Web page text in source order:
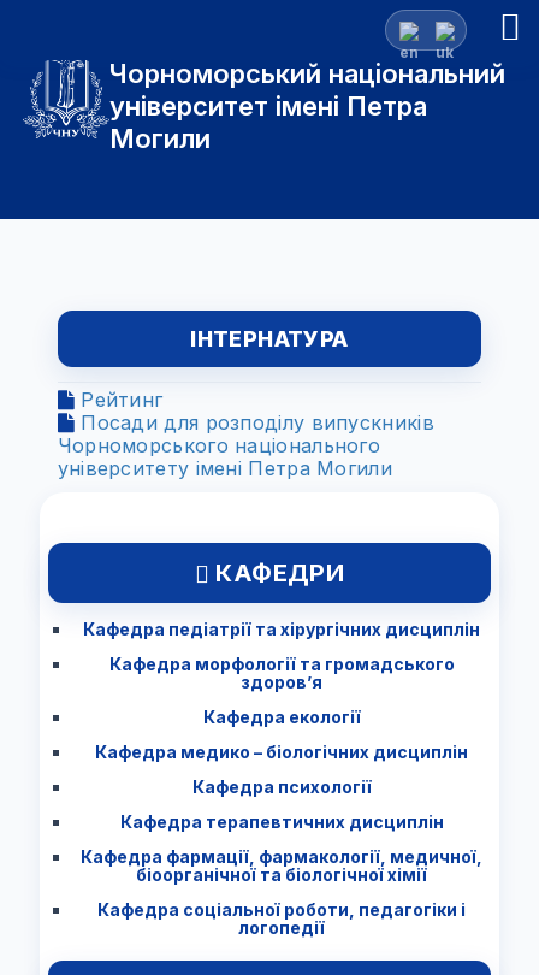
Чорноморський національний
університет імені Петра
Могили
ІНТЕРНАТУРА
Рейтинг
Посади для розподілу випускників
Чорноморського національного
університету імені Петра Могили
КАФЕДРИ
Кафедра педіатрії та хірургічних дисциплін
Кафедра морфології та громадського
здоров’я
Кафедра екології
Кафедра медико – біологічних дисциплін
Кафедра психології
Кафедра терапевтичних дисциплін
Кафедра фармації, фармакології, медичної,
біоорганічної та біологічної хімії
Кафедра соціальної роботи, педагогіки і
логопедії